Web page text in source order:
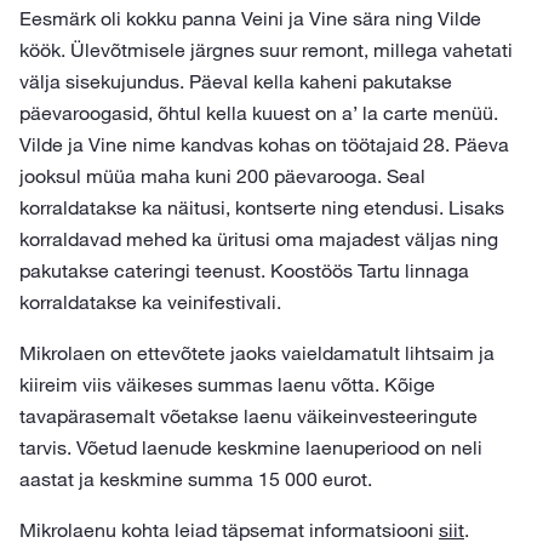
Eesmärk oli kokku panna Veini ja Vine sära ning Vilde
köök. Ülevõtmisele järgnes suur remont, millega vahetati
välja sisekujundus. Päeval kella kaheni pakutakse
päevaroogasid, õhtul kella kuuest on a’ la carte menüü.
Vilde ja Vine nime kandvas kohas on töötajaid 28. Päeva
jooksul müüa maha kuni 200 päevarooga. Seal
korraldatakse ka näitusi, kontserte ning etendusi. Lisaks
korraldavad mehed ka üritusi oma majadest väljas ning
pakutakse cateringi teenust. Koostöös Tartu linnaga
korraldatakse ka veinifestivali.
Mikrolaen on ettevõtete jaoks vaieldamatult lihtsaim ja
kiireim viis väikeses summas laenu võtta. Kõige
tavapärasemalt võetakse laenu väikeinvesteeringute
tarvis. Võetud laenude keskmine laenuperiood on neli
aastat ja keskmine summa 15 000 eurot.
Mikrolaenu kohta leiad täpsemat informatsiooni siit.